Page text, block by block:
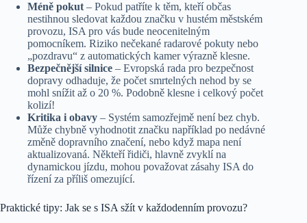
Méně pokut – Pokud patříte k těm, kteří občas
nestihnou sledovat každou značku v hustém městském
provozu, ISA pro vás bude neocenitelným
pomocníkem. Riziko nečekané radarové pokuty nebo
„pozdravu“ z automatických kamer výrazně klesne.
Bezpečnější silnice – Evropská rada pro bezpečnost
dopravy odhaduje, že počet smrtelných nehod by se
mohl snížit až o 20 %. Podobně klesne i celkový počet
kolizí!
Kritika i obavy – Systém samozřejmě není bez chyb.
Může chybně vyhodnotit značku například po nedávné
změně dopravního značení, nebo když mapa není
aktualizovaná. Někteří řidiči, hlavně zvyklí na
dynamickou jízdu, mohou považovat zásahy ISA do
řízení za příliš omezující.
Praktické tipy: Jak se s ISA sžít v každodenním provozu?